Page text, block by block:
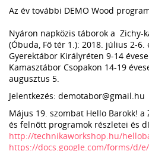
Az év további DEMO Wood
Nyáron napközis táborok a Zichy-
(Óbuda, Fő tér 1.): 2018. július 2-6.
Gyerektábor Királyréten 9-14
Kamasztábor Csopakon 14-19
augusztus 5.
Jelentkezés: demotabor@gmail.hu
Május 19. szombat Hello Barokk!
és felnőtt programok részletei és
http://technikaworkshop.hu/
https://docs.google.com/forms/d/e/